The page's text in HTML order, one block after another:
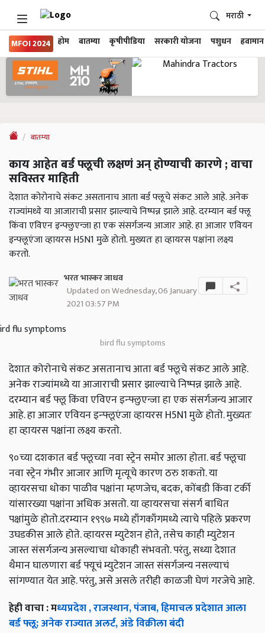
MFOI 2024 होम बातम्या कृषीपीडिया सरकारी योजना पशुधन हवामान
मराठी
बातम्या
काय आहेत बर्ड फ्लूची लक्षणं अन् होण्याची कारणे ; वाचा
सविस्तर माहिती
देशात कोरोनाचे संकट असतानाच आता बर्ड फ्लूचे संकट आले आहे. अनेक
राज्यांमध्ये या आजाराची प्रसार झाल्याचे निष्पन्न झाले आहे. दरम्यान बर्ड फ्लू
किंवा एविएन इन्फ्लुएन्जा हा एक संसर्गजन्य आजार आहे. हा आजार एवियन
इन्फ्लूएंजा व्हायरस H5N1 मुळे होतो. मुख्यतः हा व्हायरस पक्षांना लक्ष्य
करतो.
भरत भास्कर जाधव
Updated on Wednesday, 06 January
2021 03:57 PM
bird flu symptoms
देशात कोरोनाचे संकट असतानाच आता बर्ड फ्लूचे संकट आले आहे.
अनेक राज्यांमध्ये या आजाराची प्रसार झाल्याचे निष्पन्न झाले आहे.
दरम्यान बर्ड फ्लू किंवा एविएन इन्फ्लुएन्जा हा एक संसर्गजन्य आजार
आहे. हा आजार एवियन इन्फ्लूएंजा व्हायरस H5N1 मुळे होतो. मुख्यतः
हा व्हायरस पक्षांना लक्ष्य करतो.
९०च्या दशकात बर्ड फ्लूच्या नवा स्ट्रेन समोर आला होता. बर्ड फ्लूचा
नवा स्ट्रेन गंभीर आजार आणि मृत्यूचे कारण ठरु शकतो. या
व्हायरसचा धोका पाळीव पक्षांना म्हणजेच,बदक,कोंबडी किंवा टर्की
यांसारख्या पक्षांना अधिक असतो. या व्हायरसचा संसर्ग बाधित
पक्षांमुळे होतो.दरम्यान १९९७ मध्ये हाँगकाँगमध्ये त्याचे पहिले प्रकरण
उघडकीस आले होते. व्हायरस म्युटेशन होते,तसेच काही म्युटेशन
जास्त संसर्गजन्य असल्याचा धोकाही संभवतो. परंतु,सध्या देशात
थैमान घालणारा बर्ड फ्यूचं म्युटेशन जास्त संसर्गजन्य नसल्याचं
सांगण्यात येत आहे. परंतु,असे असले तरीही काळजी घेणं गरजेचे आहे.
हेही वाचा : मध्यप्रदेश , राजस्थान, पंजाब, हिमाचल प्रदेशात आला
बर्ड फ्लू; अनेक राज्यात अलर्ट, अंडे विक्रीला बंदी